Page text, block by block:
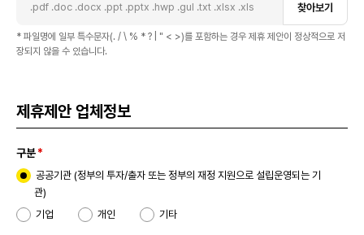
.pdf .doc .docx .ppt .pptx .hwp .gul .txt .xlsx .xls 찾아보기
* 파일명에 일부 특수문자(. / \ % * ? | " < >)를 포함하는 경우 제휴 제안이 정상적으로 저
장되지 않을 수 있습니다.
제휴제안 업체정보
구분
공공기관 (정부의 투자/출자 또는 정부의 재정 지원으로 설립운영되는 기
관)
기업
개인 기타